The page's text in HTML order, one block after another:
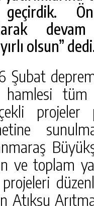
geçirdik.
olsun”
Şubat
hamlesi tüm
projeler
ve toplam
Atıksu
AKIŞI
KURSU
GEZISI.